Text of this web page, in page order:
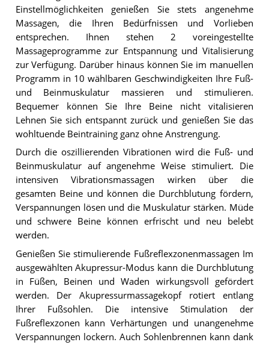
Einstellmöglichkeiten genießen Sie stets angenehme
Massagen, die Ihren Bedürfnissen und Vorlieben
entsprechen. Ihnen stehen 2 voreingestellte
Massageprogramme zur Entspannung und Vitalisierung
zur Verfügung. Darüber hinaus können Sie im manuellen
Programm in 10 wählbaren Geschwindigkeiten Ihre Fuß-
und Beinmuskulatur massieren und stimulieren.
Bequemer können Sie Ihre Beine nicht vitalisieren
Lehnen Sie sich entspannt zurück und genießen Sie das
wohltuende Beintraining ganz ohne Anstrengung.
Durch die oszillierenden Vibrationen wird die Fuß- und
Beinmuskulatur auf angenehme Weise stimuliert. Die
intensiven Vibrationsmassagen wirken über die
gesamten Beine und können die Durchblutung fördern,
Verspannungen lösen und die Muskulatur stärken. Müde
und schwere Beine können erfrischt und neu belebt
werden.
Genießen Sie stimulierende Fußreflexzonenmassagen Im
ausgewählten Akupressur-Modus kann die Durchblutung
in Füßen, Beinen und Waden wirkungsvoll gefördert
werden. Der Akupressurmassagekopf rotiert entlang
Ihrer Fußsohlen. Die intensive Stimulation der
Fußreflexzonen kann Verhärtungen und unangenehme
Verspannungen lockern. Auch Sohlenbrennen kann dank